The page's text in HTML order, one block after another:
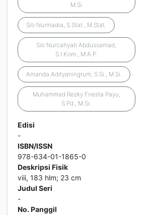
M.Si
Siti Nurmadia, S.Stat., M.Stat.
Siti Nurcahyati Abdussamad,
S.I.Kom., M.A.P.
Amanda Adityaningrum, S.Si., M.Si.
Muhammad Rezky Friesta Payu,
S.Pd., M.Si.
Edisi
-
ISBN/ISSN
978-634-01-1865-0
Deskripsi Fisik
viii, 183 hlm; 23 cm
Judul Seri
-
No. Panggil